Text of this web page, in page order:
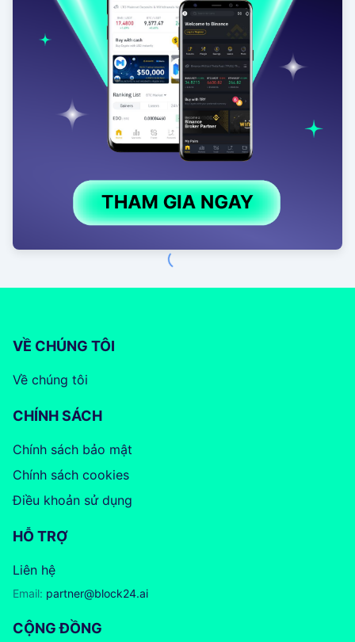
VỀ CHÚNG TÔI
Về chúng tôi
CHÍNH SÁCH
Chính sách bảo mật
Chính sách cookies
Điều khoản sử dụng
HỖ TRỢ
Liên hệ
Email: partner@block24.ai
CỘNG ĐỒNG